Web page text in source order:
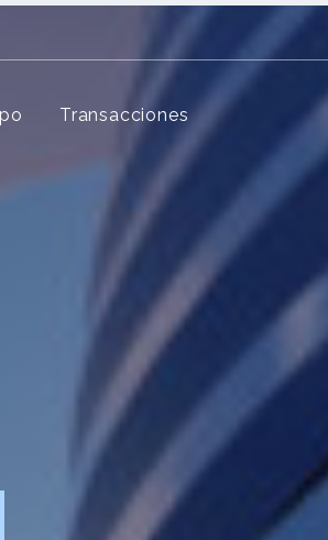
Transacciones